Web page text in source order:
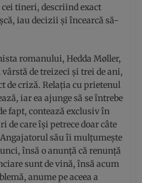
tineri, descriind exact
iau decizii și încearcă să-
romanului, Hedda Møller,
de treizeci și trei de ani,
de criză. Relația cu prietenul
iar ea ajunge să se întrebe
fapt, contează exclusiv în
de care își petrece doar câte
său îi mulțumește
însă o anunță că renunță
sunt de vină, însă acum
anume pe aceea a